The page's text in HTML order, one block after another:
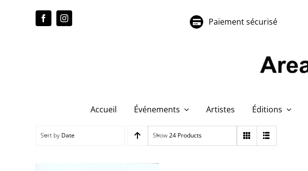
Paiement sécurisé
Accueil Événements Artistes Éditions
Sort by Date Show24 Products